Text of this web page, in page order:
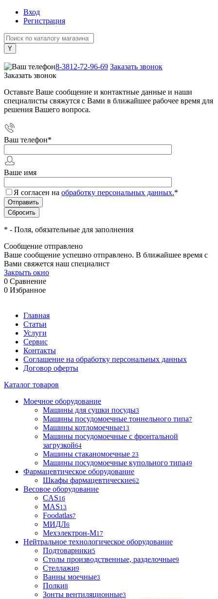
Вход
Регистрация
8-3812-72-96-69 Заказать звонок
Заказать звонок
Оставьте Ваше сообщение и контактные данные и наши
специалисты свяжутся с Вами в ближайшее рабочее время для
решения Вашего вопроса.
Ваш телефон*
Ваше имя
Я согласен на обработку персональных данных.*
* - Поля, обязательные для заполнения
Сообщение отправлено
Ваше сообщение успешно отправлено. В ближайшее время с
Вами свяжется наш специалист
Закрыть окно
0 Сравнение
0 Избранное
Главная
Статьи
Услуги
Сервис
Контакты
Соглашение на обработку персональных данных
Договор оферты
Каталог товаров
Моечное оборудование
Машины для сушки посуды3
Машины посудомоечные тоннельного типа7
Машины котломоечные13
Машины посудомоечные с фронтальной
загрузкой64
Машины стаканомоечные 23
Машины посудомоечные купольного типа49
Фармацевтическое оборудование
Шкафы фармацевтические62
Весовое оборудование
CAS16
MAS13
Foodatlas7
МИДЛ6
Мехэлектрон-М17
Нейтральное технологическое оборудование
Подтоварники5
Столы производственные, разделочные9
Стеллажи9
Ванны моечные3
Полки8
Зонты вентиляционные3